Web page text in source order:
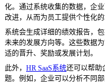
化。通过系统收集的数据，企
改进，从而为员工提供个性化的
系统会生成详细的绩效报告，
未来的发展方向等。这些数据
适的晋升、奖励或发展计划。
此外， HR SaaS系统还可以帮助
题。例如，企业可以分析不同